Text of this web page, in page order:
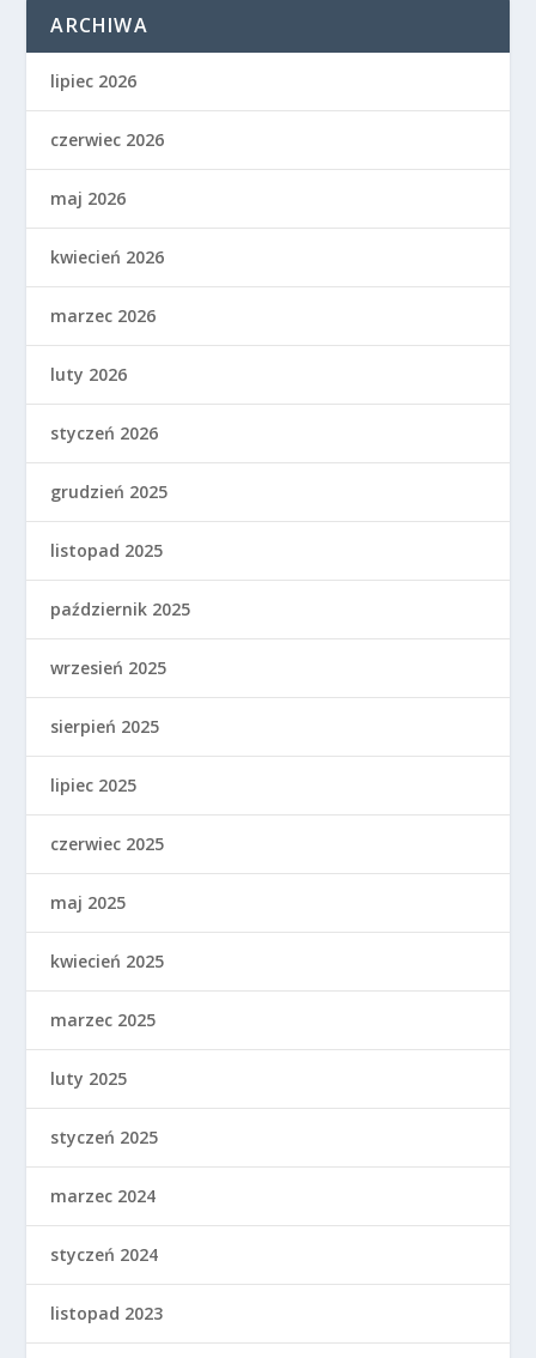
ARCHIWA
lipiec 2026
czerwiec 2026
maj 2026
kwiecień 2026
marzec 2026
luty 2026
styczeń 2026
grudzień 2025
listopad 2025
październik 2025
wrzesień 2025
sierpień 2025
lipiec 2025
czerwiec 2025
maj 2025
kwiecień 2025
marzec 2025
luty 2025
styczeń 2025
marzec 2024
styczeń 2024
listopad 2023